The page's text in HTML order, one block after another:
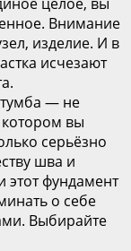
Внимание
изделие. И в
исчезают
тумба — не
котором вы
серьёзно
шва и
этот фундамент
о себе
Выбирайте